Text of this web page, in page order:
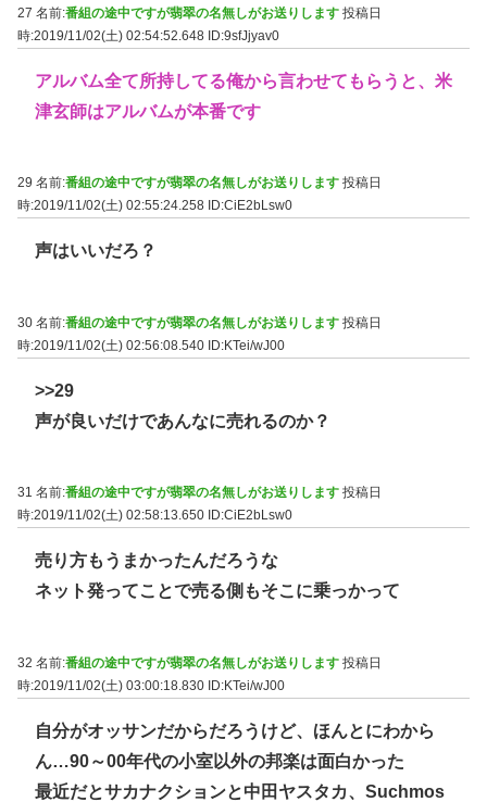
27 名前:番組の途中ですが翡翠の名無しがお送りします 投稿日
時:2019/11/02(土) 02:54:52.648 ID:9sfJjyav0
アルバム全て所持してる俺から言わせてもらうと、米
津玄師はアルバムが本番です
29 名前:番組の途中ですが翡翠の名無しがお送りします 投稿日
時:2019/11/02(土) 02:55:24.258 ID:CiE2bLsw0
声はいいだろ？
30 名前:番組の途中ですが翡翠の名無しがお送りします 投稿日
時:2019/11/02(土) 02:56:08.540 ID:KTei/wJ00
>>29
声が良いだけであんなに売れるのか？
31 名前:番組の途中ですが翡翠の名無しがお送りします 投稿日
時:2019/11/02(土) 02:58:13.650 ID:CiE2bLsw0
売り方もうまかったんだろうな
ネット発ってことで売る側もそこに乗っかって
32 名前:番組の途中ですが翡翠の名無しがお送りします 投稿日
時:2019/11/02(土) 03:00:18.830 ID:KTei/wJ00
自分がオッサンだからだろうけど、ほんとにわから
ん…90～00年代の小室以外の邦楽は面白かった
最近だとサカナクションと中田ヤスタカ、Suchmos